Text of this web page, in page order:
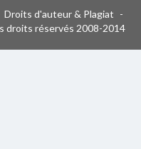
Droits d'auteur & Plagiat -
droits réservés 2008-2014